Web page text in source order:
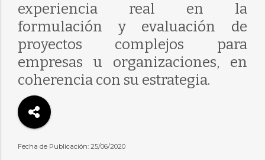
experiencia real en la
formulación y evaluación de
proyectos complejos para
empresas u organizaciones, en
coherencia con su estrategia.
Fecha de Publicación: 25/06/2020